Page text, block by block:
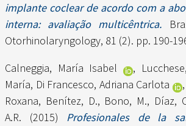
implante coclear de acordo com a
interna: avaliação multicêntrica.
Otorhinolaryngology, 81 (2). pp. 190-
Calneggia, María Isabel
,
María, Di Francesco, Adriana Carlota
Roxana, Benítez, D., Bono, M., Díaz,
A.R. (2015) Profesionales de la